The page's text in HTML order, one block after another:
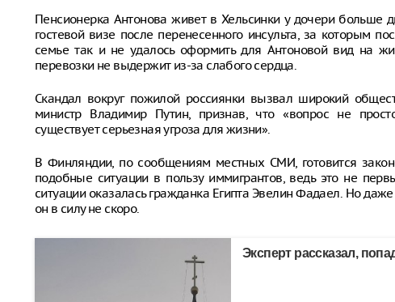
Пенсионерка Антонова живет в Хельсинки у дочери больше
гостевой визе после перенесенного инсульта, за которым
семье так и не удалось оформить для Антоновой вид на
перевозки не выдержит из-за слабого сердца.
Скандал вокруг пожилой россиянки вызвал широкий
министр Владимир Путин, признав, что «вопрос не
существует серьезная угроза для жизни».
В Финляндии, по сообщениям местных СМИ, готовится
подобные ситуации в пользу иммигрантов, ведь это не
ситуации оказалась гражданка Египта Эвелин Фадаел. Но
он в силу не скоро.
Эксперт рассказал,